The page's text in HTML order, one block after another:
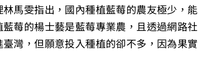
馬雯指出，國內種植藍莓的農友極少，能
莓的楊士藝是藍莓專業農，且透過網路社
灣，但願意投入種植的卻不多，因為果實